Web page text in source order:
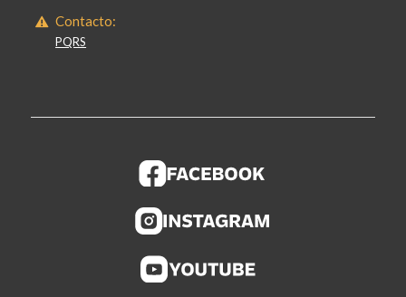
Contacto:
PQRS